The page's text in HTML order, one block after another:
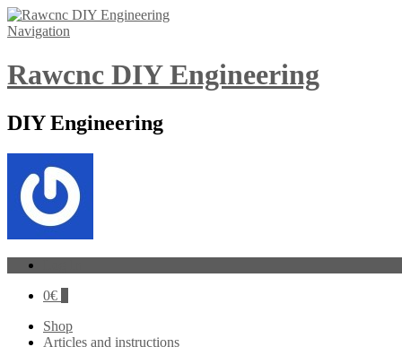
Navigation
Rawcnc DIY Engineering
DIY Engineering
0€
Shop
Articles and instructions